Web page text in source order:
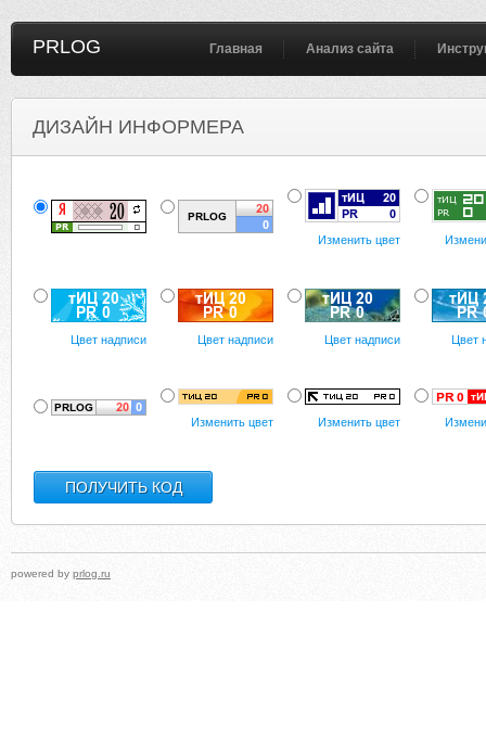
PRLOG Главная Анализ сайта
ДИЗАЙН ИНФОРМЕРА
Изменить цвет
Цвет надписи Цвет надписи Цвет надписи Цвет
Изменить цвет Изменить цвет
powered by prlog.ru